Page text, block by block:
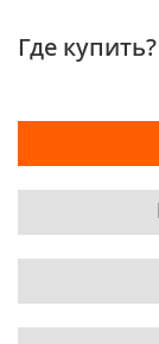
Где купить?